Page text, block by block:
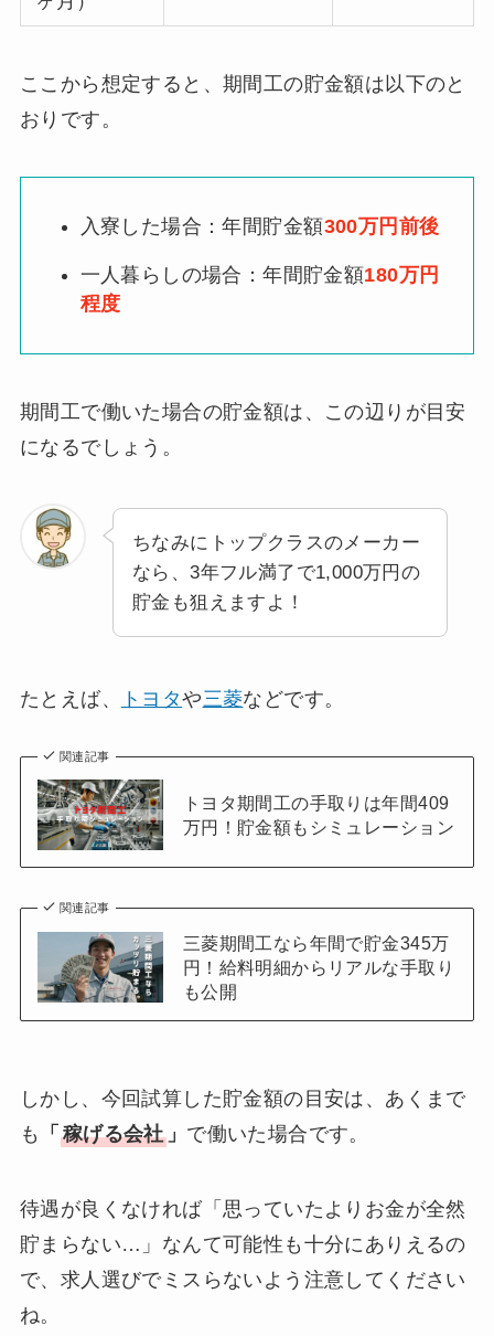
ここから想定すると、期間工の貯金額は以下のと
おりです。
入寮した場合：年間貯金額300万円前後
一人暮らしの場合：年間貯金額180万円
程度
期間工で働いた場合の貯金額は、この辺りが目安
になるでしょう。
ちなみにトップクラスのメーカー
なら、3年フル満了で1,000万円の
貯金も狙えますよ！
たとえば、 トヨタや三菱などです。
関連記事
トヨタ期間工の手取りは年間409
万円！貯金額もシミュレーション
関連記事
三菱期間工なら年間で貯金345万
円！給料明細からリアルな手取り
も公開
しかし、今回試算した貯金額の目安は、あくまで
も
「 稼げる会社」 で働いた場合です。
待遇が良くなければ「思っていたよりお金が全然
貯まらない…」なんて可能性も十分にありえるの
で、求人選びでミスらないよう注意してください
ね。